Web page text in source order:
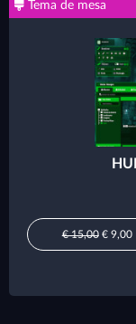
Tema de mesa
€ 15,00€ 9,00